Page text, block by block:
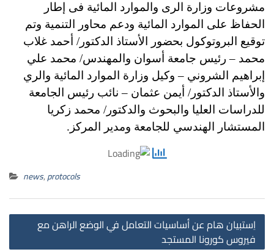
مشروعات وزارة الرى والموارد المائية فى إطار
الحفاظ على الموارد المائية ودعم محاور التنمية وتم
توقيع البروتوكول بحضور الأستاذ الدكتور/ أحمد غلاب
محمد – رئيس جامعة أسوان والمهندس/ محمد علي
إبراهيم الشروني – وكيل وزارة الموارد المائية والري
والأستاذ الدكتور/ أيمن عثمان – نائب رئيس الجامعة
للدراسات العليا والبحوث والدكتور/ محمد زكريا
المستشار الهندسي للجامعة ومدير المركز.
news,protocols
اِستبيان هام عن أساسيات التعامل في الوضع الراهن مع
فيروس كورونا المستجد